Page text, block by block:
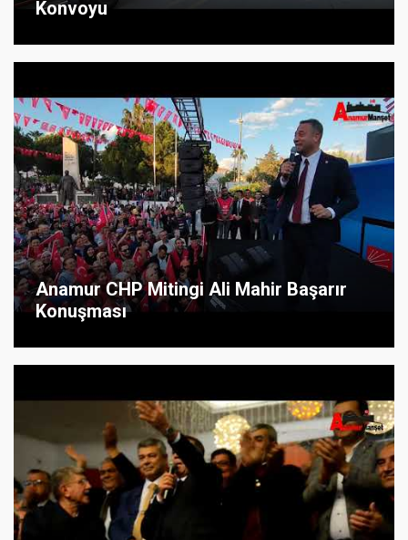
Konvoyu
Anamur CHP Mitingi Ali Mahir Başarır
Konuşması